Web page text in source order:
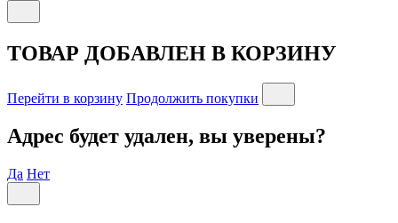
ТОВАР ДОБАВЛЕН В КОРЗИНУ
Перейти в корзину Продолжить покупки
Адрес будет удален, вы уверены?
Да Нет